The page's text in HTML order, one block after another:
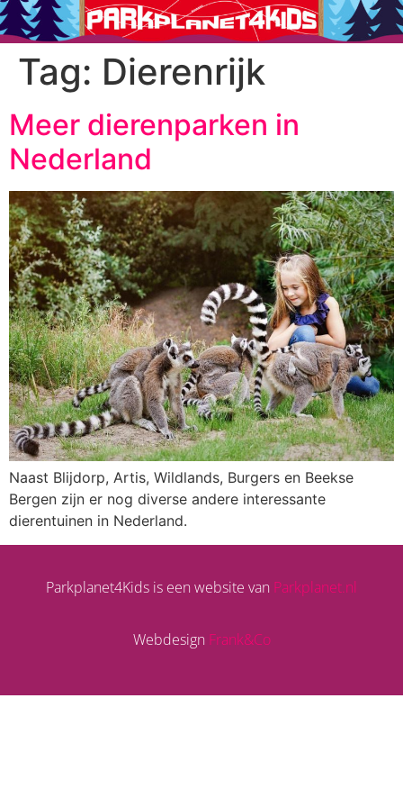
Tag: Dierenrijk
Meer dierenparken in
Nederland
Naast Blijdorp, Artis, Wildlands, Burgers en Beekse
Bergen zijn er nog diverse andere interessante
dierentuinen in Nederland.
Parkplanet4Kids is een website van Parkplanet.nl
Webdesign Frank&Co